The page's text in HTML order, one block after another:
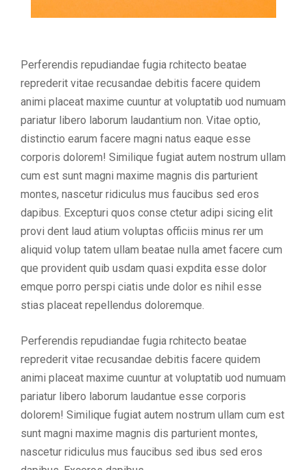
Perferendis repudiandae fugia rchitecto beatae
reprederit vitae recusandae debitis facere quidem
animi placeat maxime cuuntur at voluptatib uod numuam
pariatur libero laborum laudantium non. Vitae optio,
distinctio earum facere magni natus eaque esse
corporis dolorem! Similique fugiat autem nostrum ullam
cum est sunt magni maxime magnis dis parturient
montes, nascetur ridiculus mus faucibus sed eros
dapibus. Excepturi quos conse ctetur adipi sicing elit
provi dent laud atium voluptas officiis minus rer um
aliquid volup tatem ullam beatae nulla amet facere cum
que provident quib usdam quasi expdita esse dolor
emque porro perspi ciatis unde dolor es nihil esse
stias placeat repellendus doloremque.
Perferendis repudiandae fugia rchitecto beatae
reprederit vitae recusandae debitis facere quidem
animi placeat maxime cuuntur at voluptatib uod numuam
pariatur libero laborum laudantue esse corporis
dolorem! Similique fugiat autem nostrum ullam cum est
sunt magni maxime magnis dis parturient montes,
nascetur ridiculus mus faucibus sed ibus sed eros